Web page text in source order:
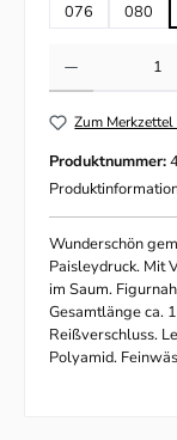
076
080
Zum
Produktnummer:
Wunderschön
Paisleydruck. Mit
im Saum.
Gesamtlänge ca.
Reißverschluss.
Polyamid.